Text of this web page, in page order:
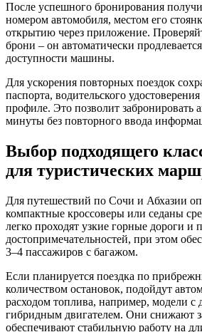
После успешного бронирования
номером автомобиля, местом его
открытию через приложение.
брони – он автоматически
доступности машины.
Для ускорения повторных поездок
паспорта, водительского
профиле. Это позволит забронировать
минуты без повторного ввода
Выбор подходящего
для туристических
Для путешествий по Сочи и Абхазии
компактные кроссоверы или седаны
легко проходят узкие горные дороги и
достопримечательностей, при этом
3–4 пассажиров с багажом.
Если планируется поездка по
количеством остановок, подойдут
расходом топлива, например, модели с
гибридным двигателем. Они снижают
обеспечивают стабильную работу на